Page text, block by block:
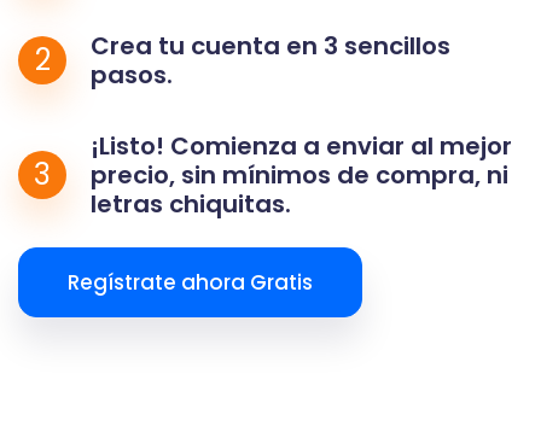
2
Crea tu cuenta en 3 sencillos
pasos.
3
¡Listo! Comienza a enviar al mejor
precio, sin mínimos de compra, ni
letras chiquitas.
Regístrate ahora Gratis